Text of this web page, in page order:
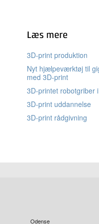
Læs mere
3D-print produktion
Nyt hjælpeværktøj til
med 3D-print
3D-printet robotgriber
3D-print uddannelse
3D-print rådgivning
Odense